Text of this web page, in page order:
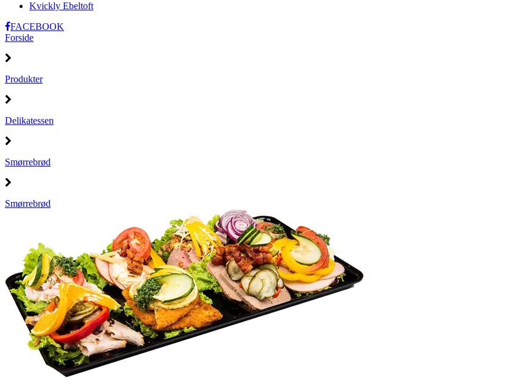
Kvickly Ebeltoft
FACEBOOK
Forside
Produkter
Delikatessen
Smørrebrød
Smørrebrød